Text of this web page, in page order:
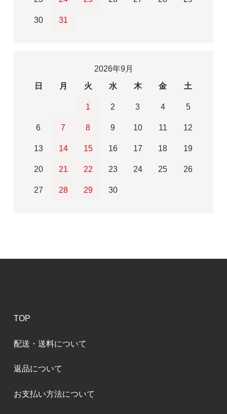
30 31
2026年9月
日
月 火 水 木 金 土
1 2 3 4 5
6 7 8 9 10 11 12
13 14 15 16 17 18 19
20 21 22 23 24 25 26
27 28 29 30
TOP
配送・送料について
返品について
お支払い方法について